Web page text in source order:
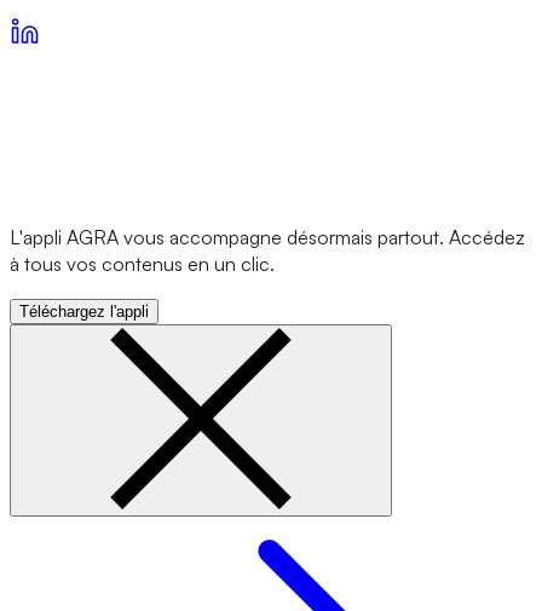
L'appli AGRA vous accompagne désormais partout. Accédez
à tous vos contenus en un clic.
Téléchargez l'appli